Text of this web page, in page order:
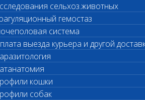
сельхоз.животных
гемостаз
система
выезда курьера и другой
кошки
собак
28.07.2026